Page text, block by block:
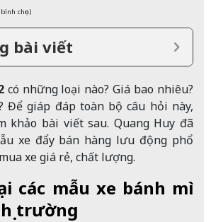
chọn)
bài viết
có những loại nào? Giá bao nhiêu?
Để giáp đáp toàn bộ câu hỏi này,
khảo bài viết sau. Quang Huy đã
xe đẩy bán hàng lưu động phổ
xe giá rẻ, chất lượng.
các mẫu xe bánh mì
trường